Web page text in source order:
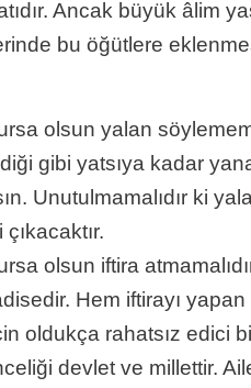
Ancak büyük âlim
bu öğütlere
olsun yalan
gibi yatsıya kadar
Unutulmamalıdır ki
olsun iftira
Hem iftirayı
oldukça rahatsız edici
devlet ve millettir.